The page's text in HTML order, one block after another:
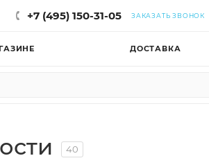
+7 (495) 150-31-05 ЗАКАЗАТЬ ЗВОНОК
ДОСТАВКА
40